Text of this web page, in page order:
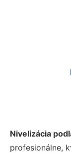
Nivelizácia
profesionálne,